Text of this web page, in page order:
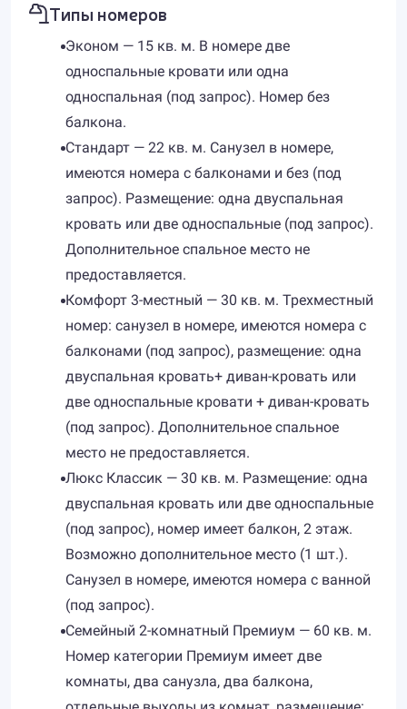
Типы номеров
Эконом — 15 кв. м. В номере две
односпальные кровати или одна
односпальная (под запрос). Номер без
балкона.
Стандарт — 22 кв. м. Санузел в номере,
имеются номера с балконами и без (под
запрос). Размещение: одна двуспальная
кровать или две односпальные (под запрос).
Дополнительное спальное место не
предоставляется.
Комфорт 3-местный — 30 кв. м. Трехместный
номер: санузел в номере, имеются номера с
балконами (под запрос), размещение: одна
двуспальная кровать+ диван-кровать или
две односпальные кровати + диван-кровать
(под запрос). Дополнительное спальное
место не предоставляется.
Люкс Классик — 30 кв. м. Размещение: одна
двуспальная кровать или две односпальные
(под запрос), номер имеет балкон, 2 этаж.
Возможно дополнительное место (1 шт.).
Санузел в номере, имеются номера с ванной
(под запрос).
Семейный 2-комнатный Премиум — 60 кв. м.
Номер категории Премиум имеет две
комнаты, два санузла, два балкона,